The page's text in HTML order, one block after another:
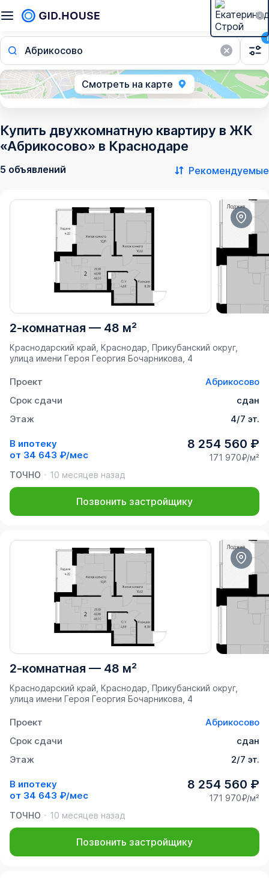
Абрикосово
1
Смотреть на карте
Купить двухкомнатную квартиру в ЖК
«Абрикосово» в Краснодаре
5 объявлений Рекомендуемые
2-комнатная — 48 м²
Краснодарский край, Краснодар, Прикубанский округ,
улица имени Героя Георгия Бочарникова, 4
Проект
Абрикосово
Срок сдачи
сдан
Этаж
4/7 эт.
В ипотеку
от 34 643 ₽/мес
8 254 560 ₽
171 970₽/м²
ТОЧНО
10 месяцев назад
Позвонить застройщику
2-комнатная — 48 м²
Краснодарский край, Краснодар, Прикубанский округ,
улица имени Героя Георгия Бочарникова, 4
Проект
Абрикосово
Срок сдачи
сдан
Этаж
2/7 эт.
В ипотеку
от 34 643 ₽/мес
8 254 560 ₽
171 970₽/м²
ТОЧНО
10 месяцев назад
Позвонить застройщику